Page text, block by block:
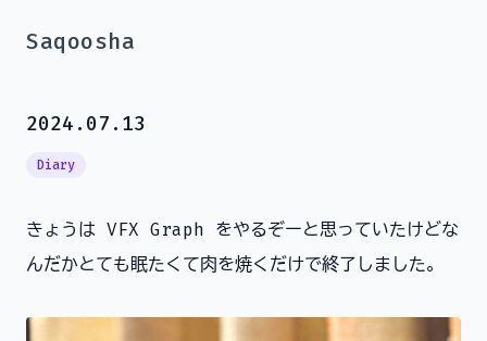
Saqoosha
2024.07.13
Diary
きょうは VFX Graph をやるぞーと思っていたけどな
んだかとても眠たくて肉を焼くだけで終了しました。